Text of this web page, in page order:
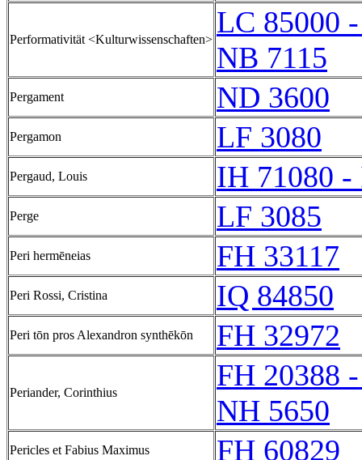
Performativität <Kulturwissenschaften>
LC 85000
NB 7115
Pergament ND 3600
Pergamon LF 3080
Pergaud, Louis IH 71080 -
Perge LF 3085
Peri hermēneias FH 33117
Peri Rossi, Cristina IQ 84850
Peri tōn pros Alexandron synthēkōn FH 32972
Periander, Corinthius
FH 20388
NH 5650
Pericles et Fabius Maximus FH 60829